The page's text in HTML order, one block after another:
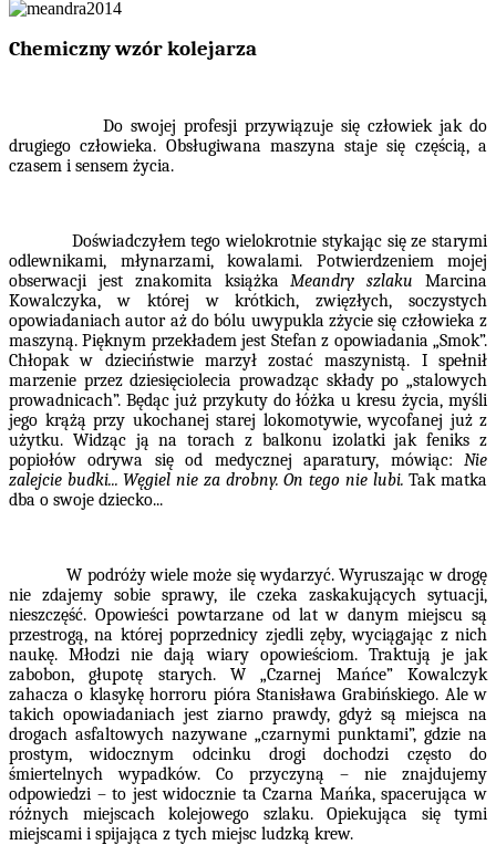
Chemiczny wzór kolejarza
Do swojej profesji przywiązuje się człowiek jak do
drugiego człowieka. Obsługiwana maszyna staje się częścią, a
czasem i sensem życia.
Doświadczyłem tego wielokrotnie stykając się ze starymi
odlewnikami, młynarzami, kowalami. Potwierdzeniem mojej
obserwacji jest znakomita książkaMeandry szlaku Marcina
Kowalczyka, w której w krótkich, zwięzłych, soczystych
opowiadaniach autor aż do bólu uwypukla zżycie się człowieka z
maszyną. Pięknym przekładem jest Stefan z opowiadania „Smok”.
Chłopak w dzieciństwie marzył zostać maszynistą. I spełnił
marzenie przez dziesięciolecia prowadząc składy po „stalowych
prowadnicach”. Będąc już przykuty do łóżka u kresu życia, myśli
jego krążą przy ukochanej starej lokomotywie, wycofanej już z
użytku. Widząc ją na torach z balkonu izolatki jak feniks z
popiołów odrywa się od medycznej aparatury, mówiąc: Nie
zalejcie budki... Węgiel nie za drobny. On tego nie lubi.Tak matka
dba o swoje dziecko...
W podróży wiele może się wydarzyć. Wyruszając w drogę
nie zdajemy sobie sprawy, ile czeka zaskakujących sytuacji,
nieszczęść. Opowieści powtarzane od lat w danym miejscu są
przestrogą, na której poprzednicy zjedli zęby, wyciągając z nich
naukę. Młodzi nie dają wiary opowieściom. Traktują je jak
zabobon, głupotę starych. W „Czarnej Mańce” Kowalczyk
zahacza o klasykę horroru pióra Stanisława Grabińskiego. Ale w
takich opowiadaniach jest ziarno prawdy, gdyż są miejsca na
drogach asfaltowych nazywane „czarnymi punktami”, gdzie na
prostym, widocznym odcinku drogi dochodzi często do
śmiertelnych wypadków. Co przyczyną – nie znajdujemy
odpowiedzi – to jest widocznie ta Czarna Mańka, spacerująca w
różnych miejscach kolejowego szlaku. Opiekująca się tymi
miejscami i spijająca z tych miejsc ludzką krew.